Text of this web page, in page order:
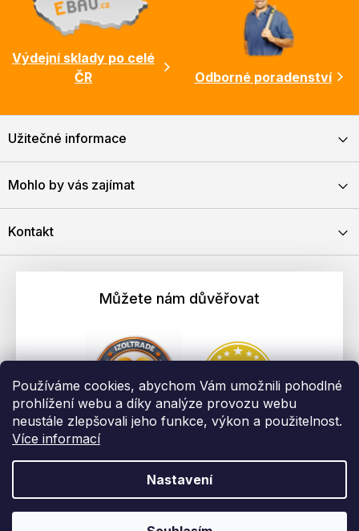
Používáme cookies, abychom Vám umožnili pohodlné
prohlížení webu a díky analýze provozu webu
neustále zlepšovali jeho funkce, výkon a použitelnost.
Více informací
Nastavení
Výdejní sklady po celé
ČR
Odborné poradenství
Užitečné informace
Mohlo by vás zajímat
Kontakt
Můžete nám důvěřovat
Vytvořil Shoptet